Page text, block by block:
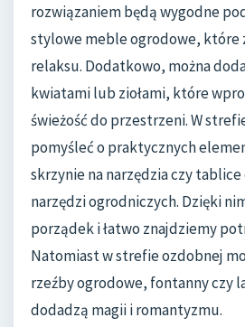
rozwiązaniem będą wygodne
stylowe meble ogrodowe, które
relaksu. Dodatkowo, można
kwiatami lub ziołami, które
świeżość do przestrzeni. W
pomyśleć o praktycznych
skrzynie na narzędzia czy tablice
narzędzi ogrodniczych. Dzięki
porządek i łatwo znajdziemy
Natomiast w strefie ozdobnej
rzeźby ogrodowe, fontanny czy
dodadzą magii i romantyzmu.